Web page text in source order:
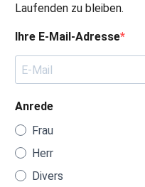
Laufenden zu bleiben.
Ihre E-Mail-Adresse
Anrede
Frau
Herr
Divers